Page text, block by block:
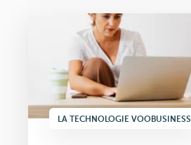
LA TECHNOLOGIE VOOBUSINESS